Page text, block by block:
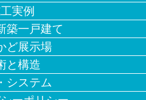
実例
築一戸建て
ど展示場
と構造
システム